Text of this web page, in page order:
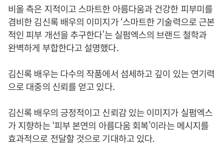
비올 측은 지적이고 스마트한 아름다움과 건강한 피부미를
겸비한 김신록 배우의 이미지가 ‘스마트한 기술력으로 근본
적인 피부 개선을 추구한다’는 실펌엑스의 브랜드 철학과
완벽하게 부합한다고 설명했다.
김신록 배우는 다수의 작품에서 섬세하고 깊이 있는 연기력
으로 대중의 신뢰를 얻고 있다.
김신록 배우의 긍정적이고 신뢰감 있는 이미지가 실펌엑스
가 지향하는 ‘피부 본연의 아름다움 회복’이라는 메시지를
효과적으로 전달할 것으로 기대하고 있다.